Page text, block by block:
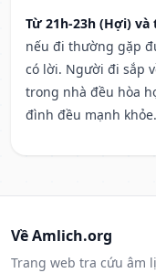
Từ 21h-23h (Hợi) và
nếu đi thường gặp
có lời. Người đi sắp
trong nhà đều hòa
đình đều mạnh khỏe.
Về Amlich.org
Trang web tra cứu âm